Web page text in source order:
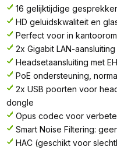
16 gelijktijdige
HD geluidskwaliteit en
Perfect voor in
2x Gigabit LAN-aansluiting
Headsetaansluiting met
PoE ondersteuning,
2x USB poorten voor
dongle
Opus codec voor
Smart Noise Filtering:
HAC (geschikt voor